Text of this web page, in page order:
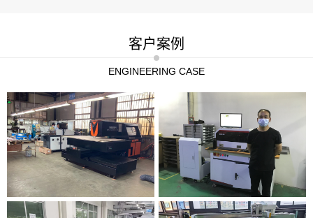
客户案例
ENGINEERING CASE
更多 更多